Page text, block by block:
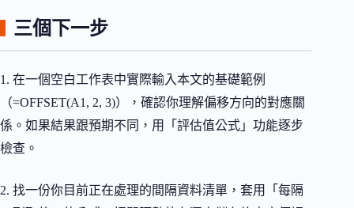
三個下一步
1. 在一個空白工作表中實際輸入本文的基礎範例
（=OFFSET(A1, 2, 3)），確認你理解偏移方向的對應關
係。如果結果跟預期不同，用「評估值公式」功能逐步
檢查。
2. 找一份你目前正在處理的間隔資料清單，套用「每隔